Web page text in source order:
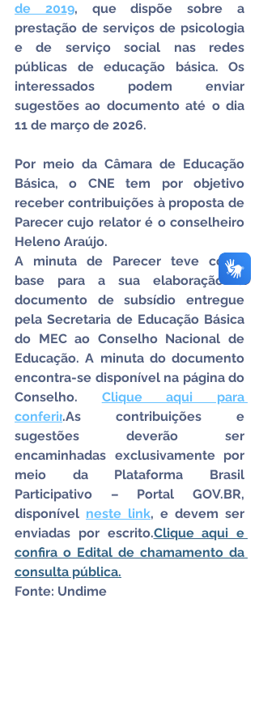
de 2019, que dispõe sobre a
prestação de serviços de psicologia
e de serviço social nas redes
públicas de educação básica. Os
interessados podem enviar
sugestões ao documento até o dia
11 de março de 2026.
Por meio da Câmara de Educação
Básica, o CNE tem por objetivo
receber contribuições à proposta de
Parecer cujo relator é o conselheiro
Heleno Araújo.
A minuta de Parecer teve como
base para a sua elaboração o
documento de subsídio entregue
pela Secretaria de Educação Básica
do MEC ao Conselho Nacional de
Educação. A minuta do documento
encontra-se disponível na página do
Conselho.
conferir.As contribuições e
sugestões deverão ser
encaminhadas exclusivamente por
meio da Plataforma Brasil
Participativo – Portal GOV.BR,
disponível neste link, e devem ser
enviadas por escrito.Clique aqui e
confira o Edital de chamamento da
consulta pública.
Fonte: Undime